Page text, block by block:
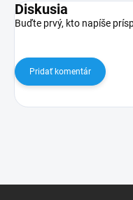
Diskusia
Buďte prvý, kto napíše
Pridať komentár